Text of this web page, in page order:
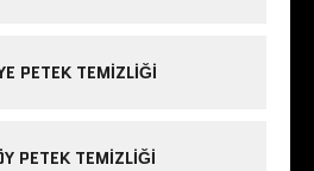
PETEK TEMIZLIĞI
PETEK TEMIZLIĞI